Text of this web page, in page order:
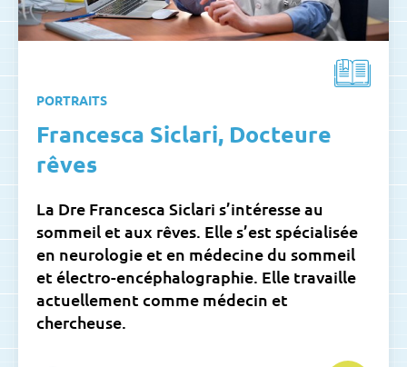
PORTRAITS
Francesca Siclari, Docteure
rêves
La Dre Francesca Siclari s’intéresse au
sommeil et aux rêves. Elle s’est spécialisée
en neurologie et en médecine du sommeil
et électro-encéphalographie. Elle travaille
actuellement comme médecin et
chercheuse.